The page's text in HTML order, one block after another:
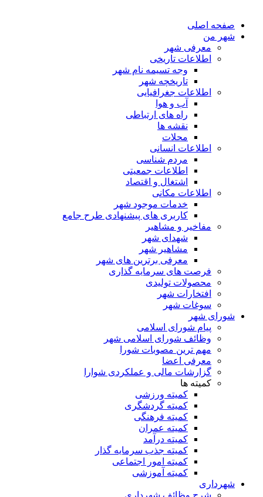
صفحه اصلی
شهر من
معرفی شهر
اطلاعات تاریخی
وجه تسیمه نام شهر
تاریخچه شهر
اطلاعات جغرافیایی
آب و هوا
راه های ارتباطی
نقشه ها
محلات
اطلاعات انسانی
مردم شناسی
اطلاعات جمعیتی
اشتغال و اقتصاد
اطلاعات مکانی
خدمات موجود شهر
کاربری های پیشنهادی طرح جامع
مفاخیر و مشاهیر
شهدای شهر
مشاهیر شهر
معرفی برترین های شهر
فرصت های سرمایه گذاری
محصولات تولیدی
افتخارات شهر
سوغات شهر
شورای شهر
پیام شورای اسلامی
وظائف شورای اسلامی شهر
مهم ترین مصوبات شورا
معرفی اعضا
گزارشات مالی و عملکردی شوارا
کمیته ها
کمیته ورزشی
کمیته گردشگری
کمیته فرهنگی
کمیته عمران
کمیته درآمد
کمیته جذب سرمایه گذار
کمیته امور اجتماعی
کمیته آموزشی
شهرداری